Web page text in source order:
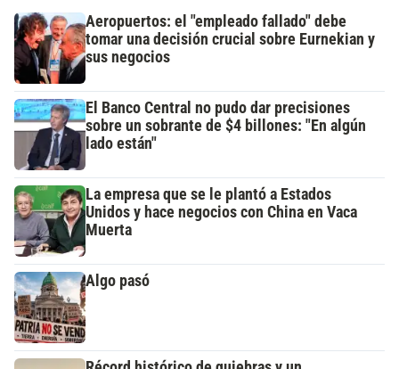
Aeropuertos: el "empleado fallado" debe
tomar una decisión crucial sobre Eurnekian y
sus negocios
El Banco Central no pudo dar precisiones
sobre un sobrante de $4 billones: "En algún
lado están"
La empresa que se le plantó a Estados
Unidos y hace negocios con China en Vaca
Muerta
Algo pasó